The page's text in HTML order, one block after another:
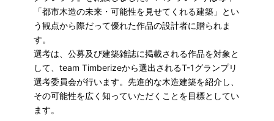
「都市木造の未来・可能性を見せてくれる建築」とい
う観点から際だって優れた作品の設計者に贈られま
す。
選考は、公募及び建築雑誌に掲載される作品を対象と
して、team Timberizeから選出されるT-1グランプリ
選考委員会が行います。先進的な木造建築を紹介し、
その可能性を広く知っていただくことを目標としてい
ます。